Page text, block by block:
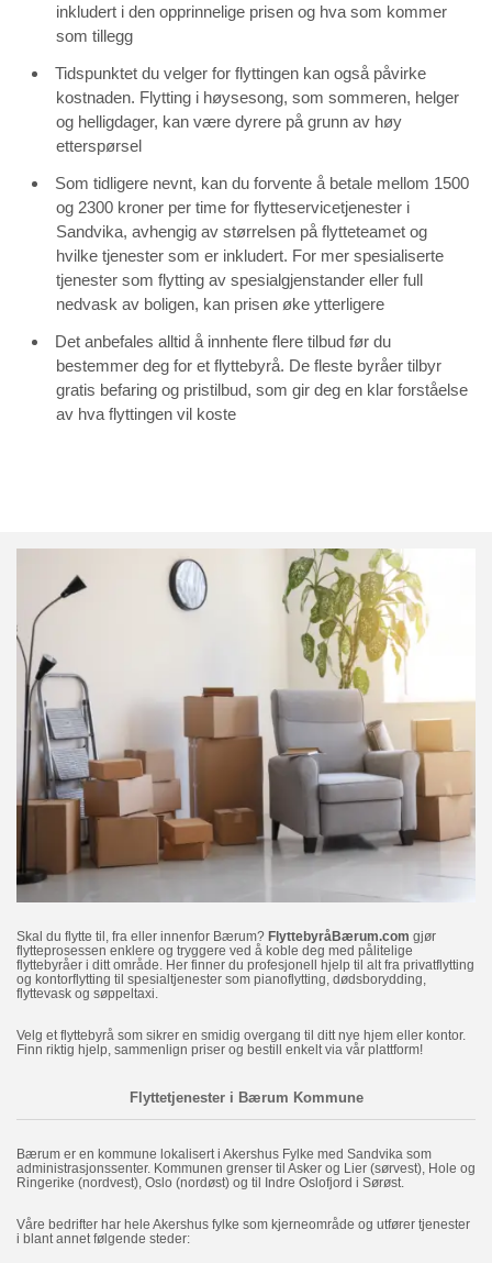
inkludert i den opprinnelige prisen og hva som kommer
som tillegg
Tidspunktet du velger for flyttingen kan også påvirke
kostnaden. Flytting i høysesong, som sommeren, helger
og helligdager, kan være dyrere på grunn av høy
etterspørsel
Som tidligere nevnt, kan du forvente å betale mellom 1500
og 2300 kroner per time for flytteservicetjenester i
Sandvika, avhengig av størrelsen på flytteteamet og
hvilke tjenester som er inkludert. For mer spesialiserte
tjenester som flytting av spesialgjenstander eller full
nedvask av boligen, kan prisen øke ytterligere
Det anbefales alltid å innhente flere tilbud før du
bestemmer deg for et flyttebyrå. De fleste byråer tilbyr
gratis befaring og pristilbud, som gir deg en klar forståelse
av hva flyttingen vil koste
Skal du flytte til, fra eller innenfor Bærum? FlyttebyråBærum.com gjør
flytteprosessen enklere og tryggere ved å koble deg med pålitelige
flyttebyråer i ditt område. Her finner du profesjonell hjelp til alt fra privatflytting
og kontorflytting til spesialtjenester som pianoflytting, dødsborydding,
flyttevask og søppeltaxi.
Velg et flyttebyrå som sikrer en smidig overgang til ditt nye hjem eller kontor.
Finn riktig hjelp, sammenlign priser og bestill enkelt via vår plattform!
Flyttetjenester i Bærum Kommune
Bærum er en kommune lokalisert i Akershus Fylke med Sandvika som
administrasjonssenter. Kommunen grenser til Asker og Lier (sørvest), Hole og
Ringerike (nordvest), Oslo (nordøst) og til Indre Oslofjord i Sørøst.
Våre bedrifter har hele Akershus fylke som kjerneområde og utfører tjenester
i blant annet følgende steder: